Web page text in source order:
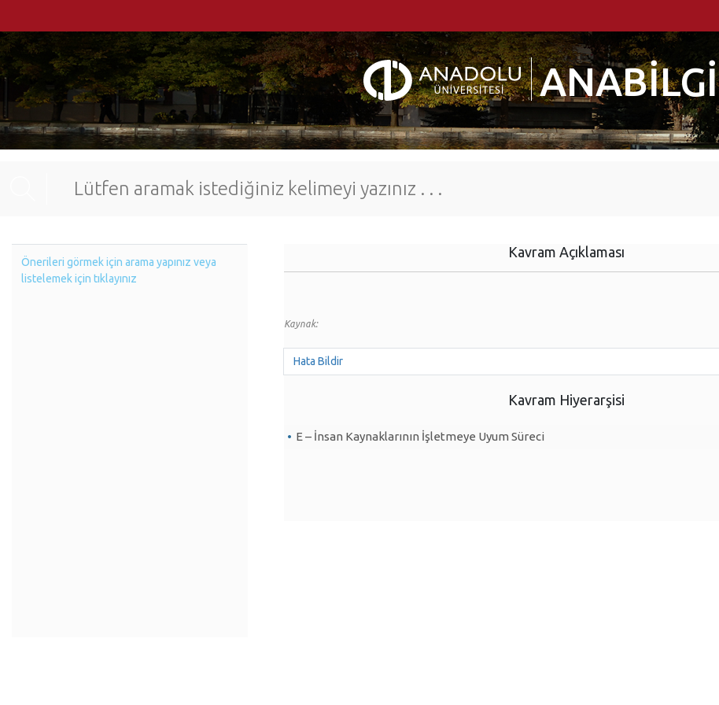
ANABİLGİ
Kavram Açıklaması
Kaynak:
Hata Bildir
Kavram Hiyerarşisi
E – İnsan Kaynaklarının İşletmeye Uyum Süreci
Önerileri görmek için arama yapınız veya
listelemek için tıklayınız